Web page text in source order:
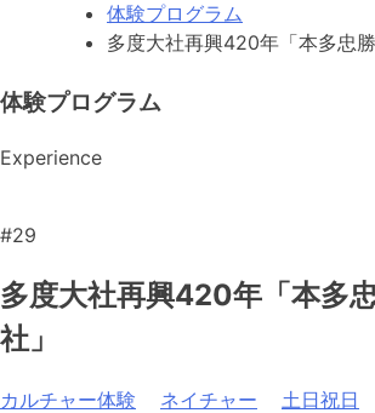
体験プログラム
多度大社再興420年「本多忠勝
体験プログラム
Experience
#29
多度大社再興420年「本多
社」
カルチャー体験 ネイチャー 土日祝日